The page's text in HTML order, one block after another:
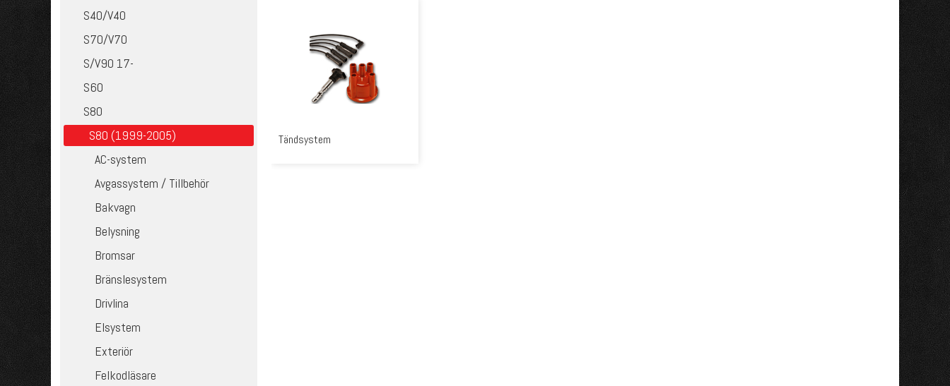
S40/V40
S70/V70
S/V90 17-
S60
S80
S80 (1999-2005)
AC-system
Avgassystem / Tillbehör
Bakvagn
Belysning
Bromsar
Bränslesystem
Drivlina
Elsystem
Exteriör
Felkodläsare
Tändsystem